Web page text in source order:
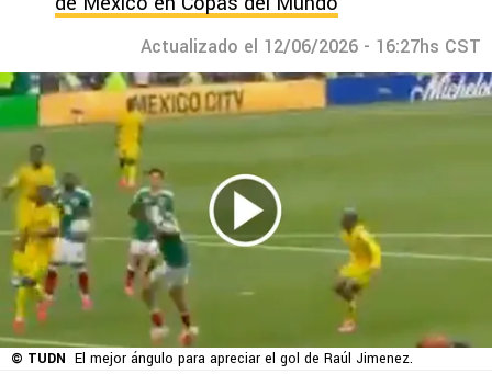
Actualizado el 12/06/2026 - 16:27hs CST
© TUDN El mejor ángulo para apreciar el gol de Raúl Jimenez.